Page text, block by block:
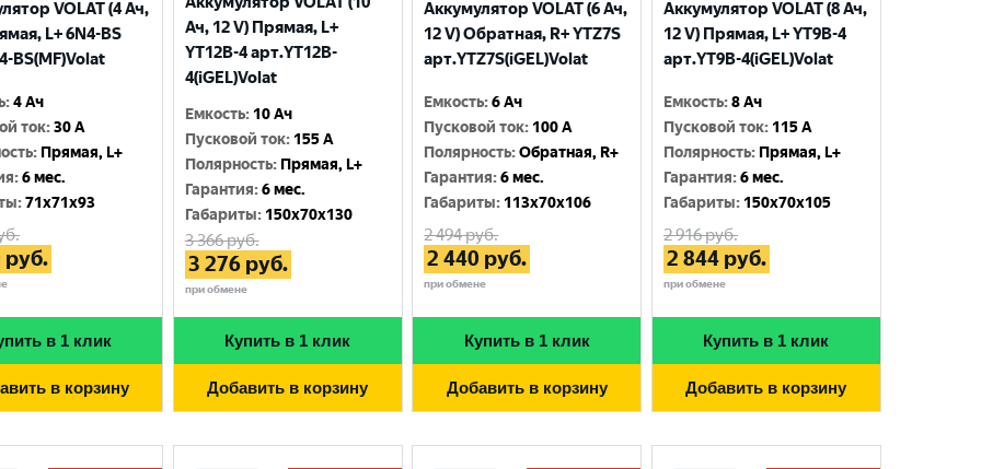
VOLAT (4 Ач,
L+ 6N4-BS
BS(MF)Volat
:4 Ач
ток:30 A
: Прямая, L+
:6 мес.
:71x71x93
руб.
в 1 клик
в корзину
Ач, 12 V) Прямая, L+
YT12B-4 арт.YT12B-
4(iGEL)Volat
Емкость: 10 Ач
Пусковой ток: 155 A
Полярность: Прямая, L+
Гарантия:6 мес.
Габариты: 150x70x130
3 366руб.
3 276руб.
при обмене
Купить в 1 клик
Добавить в корзину
Аккумулятор VOLAT (6 Ач,
12 V) Обратная, R+ YTZ7S
арт.YTZ7S(iGEL)Volat
Емкость:6 Ач
Пусковой ток: 100 A
Полярность:Обратная, R+
Гарантия:6 мес.
Габариты: 113x70x106
2 494руб.
2 440 руб.
при обмене
Купить в 1 клик
Добавить в корзину
Аккумулятор VOLAT (8 Ач,
12 V) Прямая, L+ YT9B-4
арт.YT9B-4(iGEL)Volat
Емкость:8 Ач
Пусковой ток: 115 A
Полярность: Прямая, L+
Гарантия:6 мес.
Габариты: 150x70x105
2 916руб.
2 844руб.
при обмене
Купить в 1 клик
Добавить в корзину